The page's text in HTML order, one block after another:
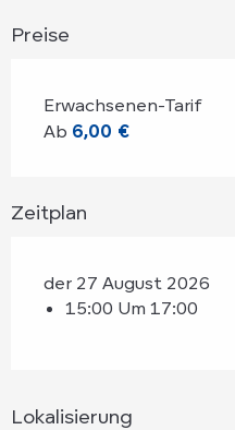
Preise
Erwachsenen-Tarif
Ab 6,00 €
Zeitplan
der 27 August 2026
15:00 Um 17:00
Lokalisierung